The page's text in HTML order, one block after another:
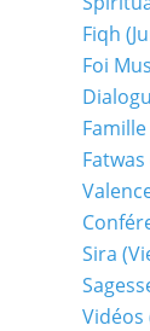
Fiqh
Foi
Famille
Fatwas
Sira
Vidéos